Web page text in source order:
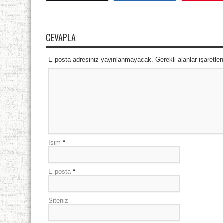
CEVAPLA
E-posta adresiniz yayınlanmayacak. Gerekli alanlar
İsim *
E-posta *
Siteniz